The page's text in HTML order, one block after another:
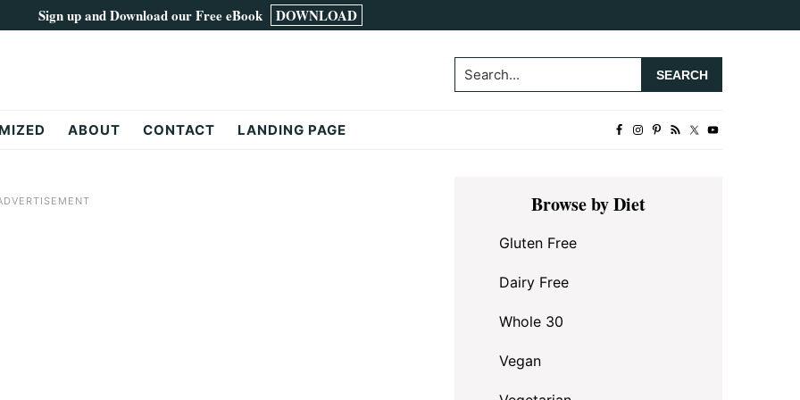
Sign up and Download our Free eBook DOWNLOAD
Search...
ABOUT CONTACT LANDING PAGE
Primary
SidebarBrowse by Diet
Gluten Free
Dairy Free
Whole 30
Vegan